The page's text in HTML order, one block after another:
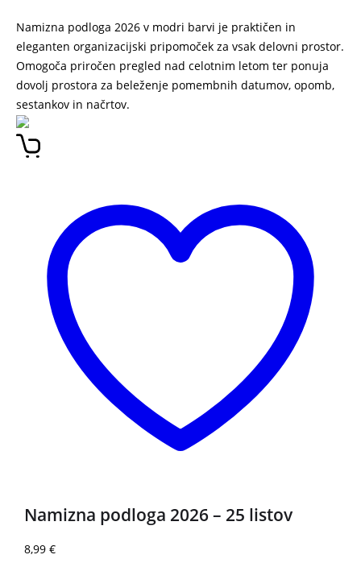
Namizna podloga 2026 v modri barvi je praktičen in
eleganten organizacijski pripomoček za vsak delovni prostor.
Omogoča priročen pregled nad celotnim letom ter ponuja
dovolj prostora za beleženje pomembnih datumov, opomb,
sestankov in načrtov.
Namizna podloga 2026 – 25 listov
8,99 €